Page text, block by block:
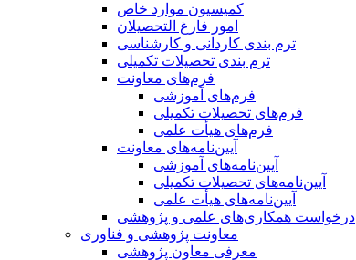
کمیسیون موارد خاص
امور فارغ التحصیلان
ترم بندی کاردانی و کارشناسی
ترم بندی تحصیلات تکمیلی
فرم‌های معاونت
فرم‌های آموزشی
فرم‌های تحصیلات تکمیلی
فرم‌های هیأت علمی
آیین‌نامه‌های معاونت
آیین‌نامه‌های آموزشی
آیین‌نامه‌های تحصیلات تکمیلی
آیین‌نامه‌های هیأت علمی
درخواست همکاری‌های علمی و پژوهشی
معاونت پژوهشی و فناوری
معرفی معاون پژوهشی